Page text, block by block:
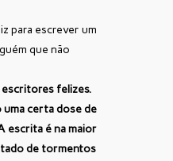
para escrever um
que não
felizes.
uma certa dose de
escrita é na maior
de tormentos